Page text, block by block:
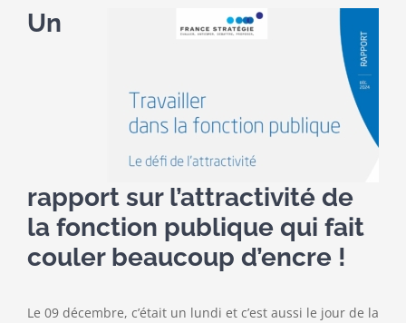
Un
rapport sur l’attractivité de
la fonction publique qui fait
couler beaucoup d’encre !
Le 09 décembre, c’était un lundi et c’est aussi le jour de la